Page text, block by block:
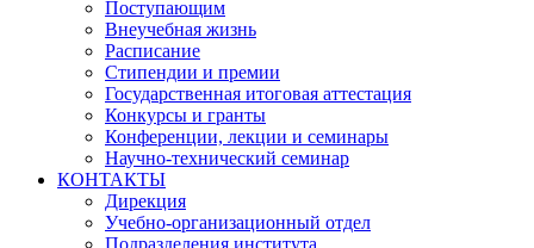
Поступающим
Внеучебная жизнь
Расписание
Стипендии и премии
Государственная итоговая аттестация
Конкурсы и гранты
Конференции, лекции и семинары
Научно-технический семинар
КОНТАКТЫ
Дирекция
Учебно-организационный отдел
Подразделения института